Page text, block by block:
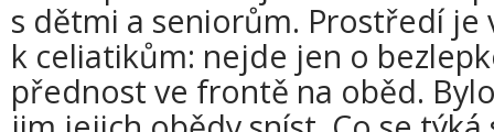
s dětmi a seniorům. Prostředí je
k celiatikům: nejde jen o
přednost ve frontě na oběd.